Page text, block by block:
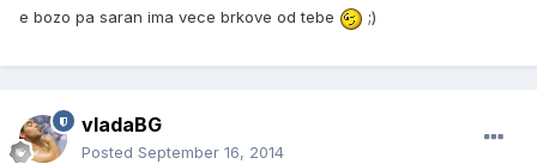
e bozo pa saran ima vece brkove od tebe ;)
vladaBG
Posted September 16, 2014